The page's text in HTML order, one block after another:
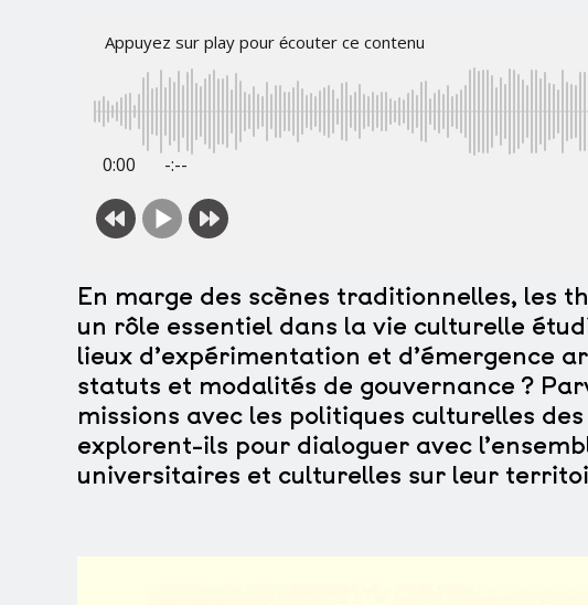
Appuyez sur play pour écouter ce contenu
0:00 -:--
En marge des scènes traditionnelles, les
un rôle essentiel dans la vie culturelle
lieux d’expérimentation et d’émergence
statuts et modalités de gouvernance ?
missions avec les politiques culturelles
explorent-ils pour dialoguer avec
universitaires et culturelles sur leur